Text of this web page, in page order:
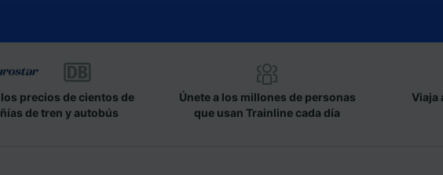
precios de cientos de
de tren y autobús
Únete a los millones de personas
que usan Trainline cada día
Viaja